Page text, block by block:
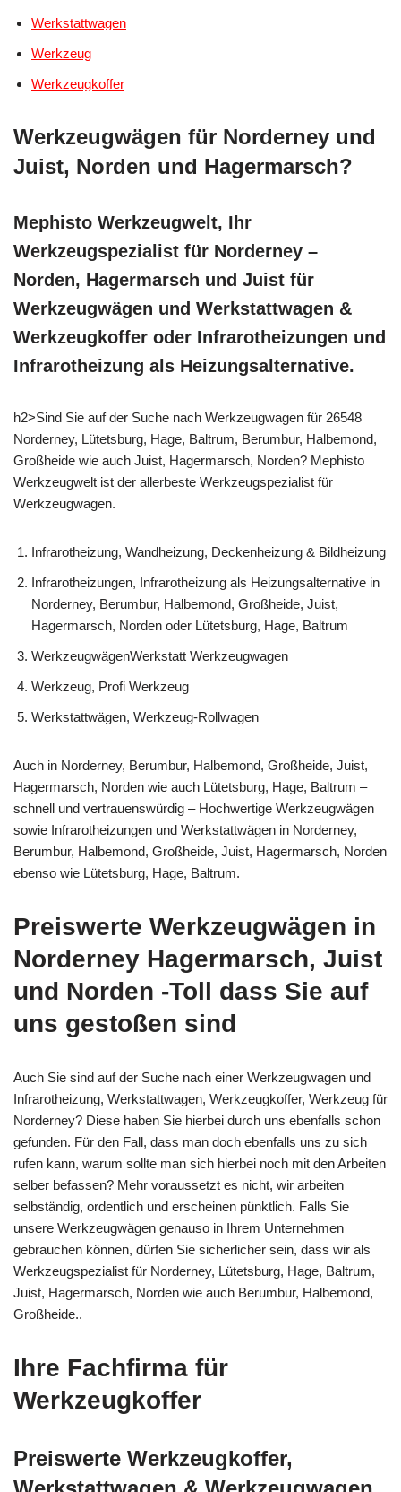
Werkstattwagen
Werkzeug
Werkzeugkoffer
Werkzeugwägen für Norderney und
Juist, Norden und Hagermarsch?
Mephisto Werkzeugwelt, Ihr
Werkzeugspezialist für Norderney –
Norden, Hagermarsch und Juist für
Werkzeugwägen und Werkstattwagen &
Werkzeugkoffer oder Infrarotheizungen und
Infrarotheizung als Heizungsalternative.
h2>Sind Sie auf der Suche nach Werkzeugwagen für 26548
Norderney, Lütetsburg, Hage, Baltrum, Berumbur, Halbemond,
Großheide wie auch Juist, Hagermarsch, Norden? Mephisto
Werkzeugwelt ist der allerbeste Werkzeugspezialist für
Werkzeugwagen.
Infrarotheizung, Wandheizung, Deckenheizung & Bildheizung
Infrarotheizungen, Infrarotheizung als Heizungsalternative in
Norderney, Berumbur, Halbemond, Großheide, Juist,
Hagermarsch, Norden oder Lütetsburg, Hage, Baltrum
WerkzeugwägenWerkstatt Werkzeugwagen
Werkzeug, Profi Werkzeug
Werkstattwägen, Werkzeug-Rollwagen
Auch in Norderney, Berumbur, Halbemond, Großheide, Juist,
Hagermarsch, Norden wie auch Lütetsburg, Hage, Baltrum –
schnell und vertrauenswürdig – Hochwertige Werkzeugwägen
sowie Infrarotheizungen und Werkstattwägen in Norderney,
Berumbur, Halbemond, Großheide, Juist, Hagermarsch, Norden
ebenso wie Lütetsburg, Hage, Baltrum.
Preiswerte Werkzeugwägen in
Norderney Hagermarsch, Juist
und Norden -Toll dass Sie auf
uns gestoßen sind
Auch Sie sind auf der Suche nach einer Werkzeugwagen und
Infrarotheizung, Werkstattwagen, Werkzeugkoffer, Werkzeug für
Norderney? Diese haben Sie hierbei durch uns ebenfalls schon
gefunden. Für den Fall, dass man doch ebenfalls uns zu sich
rufen kann, warum sollte man sich hierbei noch mit den Arbeiten
selber befassen? Mehr voraussetzt es nicht, wir arbeiten
selbständig, ordentlich und erscheinen pünktlich. Falls Sie
unsere Werkzeugwägen genauso in Ihrem Unternehmen
gebrauchen können, dürfen Sie sicherlicher sein, dass wir als
Werkzeugspezialist für Norderney, Lütetsburg, Hage, Baltrum,
Juist, Hagermarsch, Norden wie auch Berumbur, Halbemond,
Großheide..
Ihre Fachfirma für
Werkzeugkoffer
Preiswerte Werkzeugkoffer,